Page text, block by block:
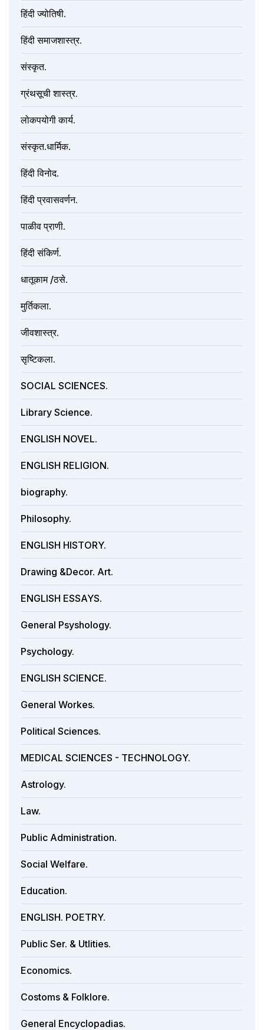
हिंदी ज्योतिषी.
हिंदी समाजशास्त्र.
संस्कृत.
ग्रंथसूची शास्त्र.
लोकपयोगी कार्य.
संस्कृत.धार्मिक.
हिंदी विनोद.
हिंदी प्रवासवर्णन.
पाळीव प्राणी.
हिंदी संकिर्ण.
धातूकाम /ठसे.
मुर्तिकला.
जीवशास्त्र.
सृष्टिकला.
SOCIAL SCIENCES.
Library Science.
ENGLISH NOVEL.
ENGLISH RELIGION.
biography.
Philosophy.
ENGLISH HISTORY.
Drawing &Decor. Art.
ENGLISH ESSAYS.
General Psyshology.
Psychology.
ENGLISH SCIENCE.
General Workes.
Political Sciences.
MEDICAL SCIENCES - TECHNOLOGY.
Astrology.
Law.
Public Administration.
Social Welfare.
Education.
ENGLISH. POETRY.
Public Ser. & Utlities.
Economics.
Costoms & Folklore.
General Encyclopadias.